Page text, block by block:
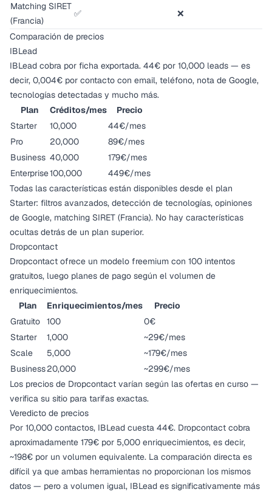
Matching SIRET
(Francia)
✅ ❌
Comparación de precios
IBLead
IBLead cobra por ficha exportada. 44€ por 10,000 leads — es
decir, 0,004€ por contacto con email, teléfono, nota de Google,
tecnologías detectadas y mucho más.
Plan
Créditos/mes
Precio
Starter
10,000
44€/mes
Pro
20,000
89€/mes
Business 40,000
179€/mes
Enterprise100,000
449€/mes
Todas las características están disponibles desde el plan
Starter: filtros avanzados, detección de tecnologías, opiniones
de Google, matching SIRET (Francia). No hay características
ocultas detrás de un plan superior.
Dropcontact
Dropcontact ofrece un modelo freemium con 100 intentos
gratuitos, luego planes de pago según el volumen de
enriquecimientos.
Plan
Enriquecimientos/mes
Precio
Gratuito
100
0€
Starter
1,000
~29€/mes
Scale
5,000
~179€/mes
Business20,000
~299€/mes
Los precios de Dropcontact varían según las ofertas en curso —
verifica su sitio para tarifas exactas.
Veredicto de precios
Por 10,000 contactos, IBLead cuesta 44€. Dropcontact cobra
aproximadamente 179€ por 5,000 enriquecimientos, es decir,
~198€ por un volumen equivalente. La comparación directa es
difícil ya que ambas herramientas no proporcionan los mismos
datos — pero a volumen igual, IBLead es significativamente más